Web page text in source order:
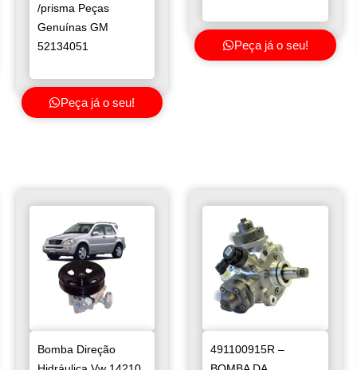
/prisma Peças
Genuínas GM
52134051
Peça já o seu!
Peça já o seu!
Bomba Direção
491100915R –